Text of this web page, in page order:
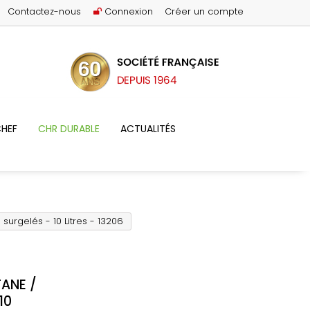
Créer un compte
Connexion
Contactez-nous
CHR DURABLE ACTUALITÉS
- 10 Litres - 13206
/